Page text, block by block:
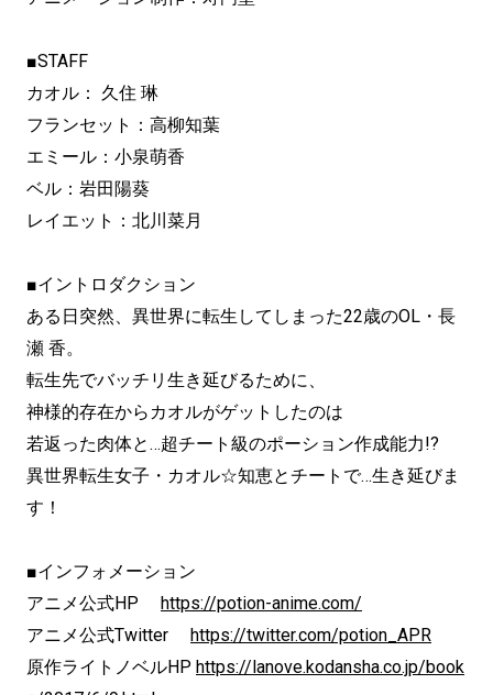
■STAFF
カオル： 久住 琳
フランセット：高柳知葉
エミール：小泉萌香
ベル：岩田陽葵
レイエット：北川菜月
■イントロダクション
ある日突然、異世界に転生してしまった22歳のOL・長
瀬 香。
転生先でバッチリ生き延びるために、
神様的存在からカオルがゲットしたのは
若返った肉体と…超チート級のポーション作成能力!?
異世界転生女子・カオル☆知恵とチートで…生き延びま
す！
■インフォメーション
アニメ公式HP https://potion-anime.com/
アニメ公式Twitter https://twitter.com/potion_APR
原作ライトノベルHP https://lanove.kodansha.co.jp/book